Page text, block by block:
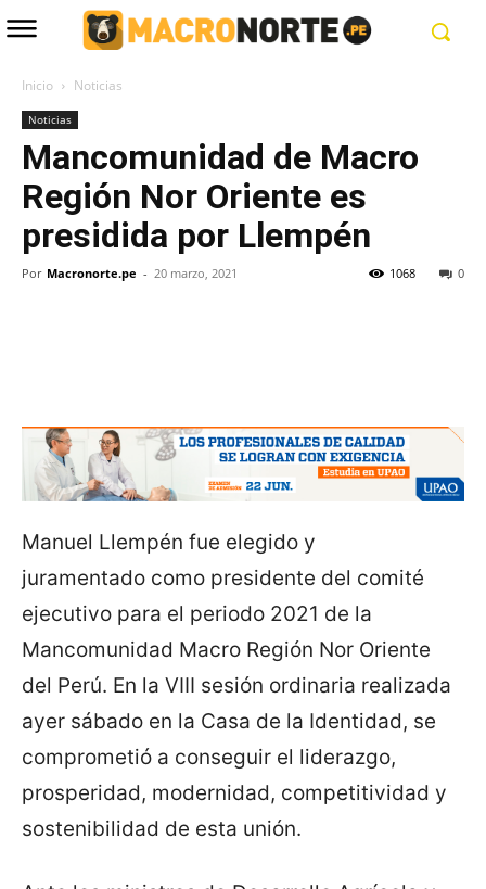
Inicio Noticias
Noticias
Mancomunidad de Macro
Región Nor Oriente es
presidida por Llempén
Por Macronorte.pe - 20 marzo, 2021 0
1068
Manuel Llempén fue elegido y
juramentado como presidente del comité
ejecutivo para el periodo 2021 de la
Mancomunidad Macro Región Nor Oriente
del Perú. En la VIII sesión ordinaria realizada
ayer sábado en la Casa de la Identidad, se
comprometió a conseguir el liderazgo,
prosperidad, modernidad, competitividad y
sostenibilidad de esta unión.